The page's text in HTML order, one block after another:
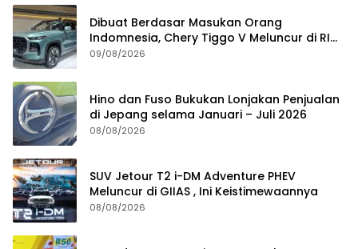
Dibuat Berdasar Masukan Orang
Indomnesia, Chery Tiggo V Meluncur di RI
Kuartal IV Tahun Ini
09/08/2026
Hino dan Fuso Bukukan Lonjakan Penjualan
di Jepang selama Januari – Juli 2026
08/08/2026
SUV Jetour T2 i-DM Adventure PHEV
Meluncur di GIIAS , Ini Keistimewaannya
08/08/2026